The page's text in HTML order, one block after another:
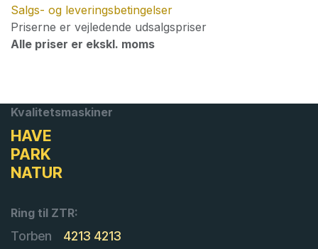
Salgs- og leveringsbetingelser
Priserne er vejledende udsalgspriser
Alle priser er ekskl. moms
Kvalitetsmaskiner
HAVE
PARK
NATUR
Ring til ZTR:
Torben
4213 4213